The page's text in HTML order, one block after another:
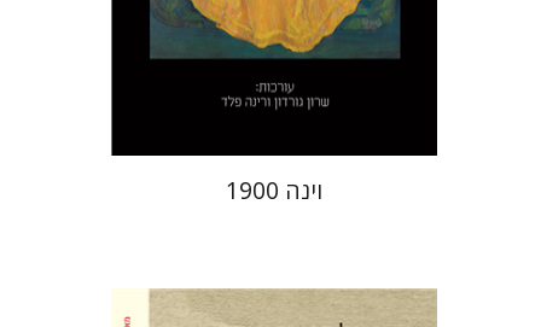
הנחת אתר ספר מודפס
וינה 1900